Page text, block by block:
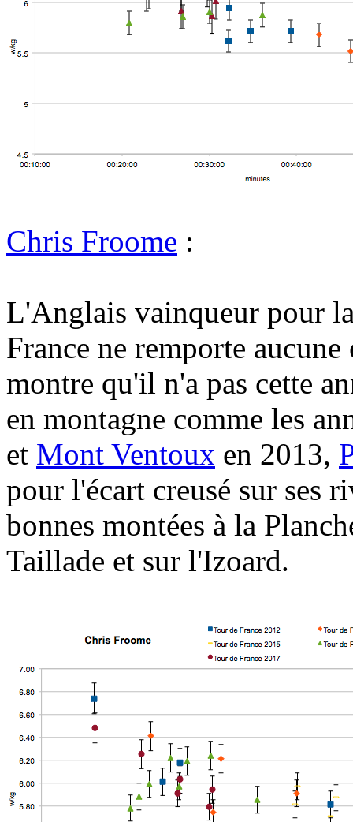
Chris Froome :
L'Anglais vainqueur pour
France ne remporte
montre qu'il n'a pas cette
en montagne comme les
et Mont Ventoux en 2013,
pour l'écart creusé sur ses
bonnes montées à la
Taillade et sur l'Izoard.